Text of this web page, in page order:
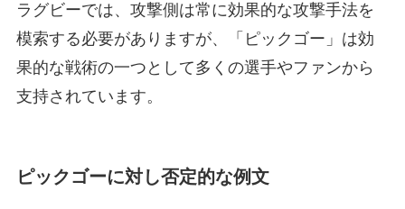
ラグビーでは、攻撃側は常に効果的な攻撃手法を
模索する必要がありますが、「ピックゴー」は効
果的な戦術の一つとして多くの選手やファンから
支持されています。
ピックゴーに対し否定的な例文